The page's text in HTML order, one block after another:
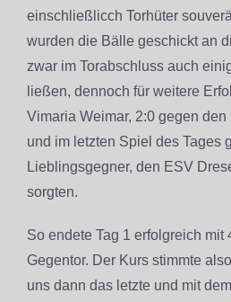
einschließlicch Torhüter
wurden die Bälle geschickt an
zwar im Torabschluss auch
ließen, dennoch für weitere
Vimaria Weimar, 2:0 gegen
und im letzten Spiel des Tages
Lieblingsgegner, den ESV
sorgten.
So endete Tag 1 erfolgreich mit
Gegentor. Der Kurs stimmte
uns dann das letzte und mit